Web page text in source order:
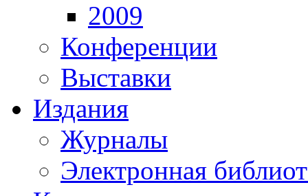
2009
Конференции
Выставки
Издания
Журналы
Электронная